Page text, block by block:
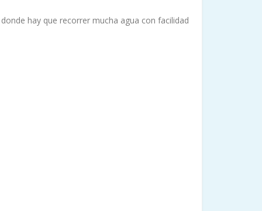
hay que recorrer mucha agua con facilidad